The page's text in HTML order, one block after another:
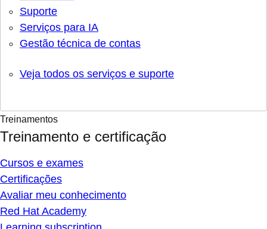
Suporte
Serviços para IA
Gestão técnica de contas
Veja todos os serviços e suporte
Treinamentos
Treinamento e certificação
Cursos e exames
Certificações
Avaliar meu conhecimento
Red Hat Academy